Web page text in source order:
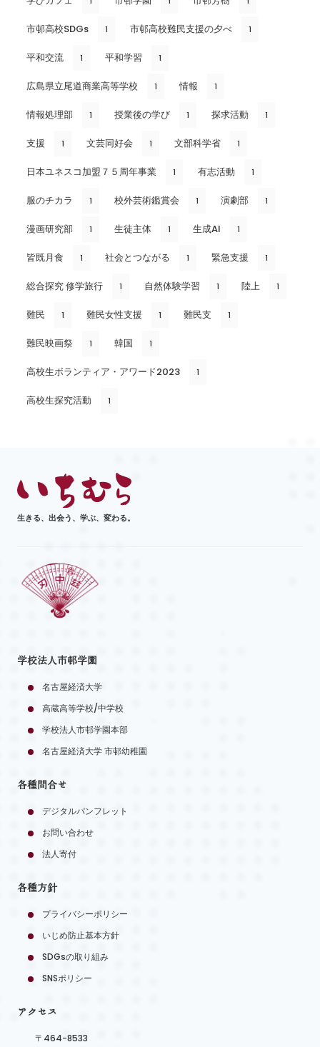
市邨高校SDGs 1 市邨高校難民支援の夕べ 1
平和交流 1 平和学習 1
広島県立尾道商業高等学校 1 情報 1
情報処理部 1 授業後の学び 1 探求活動 1
支援 1 文芸同好会 1 文部科学省 1
日本ユネスコ加盟７５周年事業 1 有志活動 1
服のチカラ 1 校外芸術鑑賞会 1 演劇部 1
漫画研究部 1 生徒主体 1 生成AI 1
皆既月食 1 社会とつながる 1 緊急支援 1
総合探究 修学旅行 1 自然体験学習 1 陸上 1
難民 1 難民女性支援 1 難民支 1
難民映画祭 1 韓国 1
高校生ボランティア・アワード2023 1
高校生探究活動 1
生きる、出会う、学ぶ、変わる。
学校法人市邨学園
名古屋経済大学
高蔵高等学校/中学校
学校法人市邨学園本部
名古屋経済大学 市邨幼稚園
各種問合せ
デジタルパンフレット
お問い合わせ
法人寄付
各種方針
プライバシーポリシー
いじめ防止基本方針
SDGsの取り組み
SNSポリシー
アクセス
〒464-8533